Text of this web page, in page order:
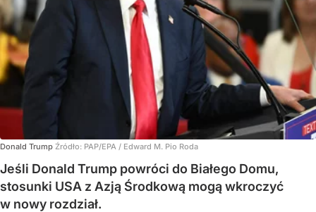
Donald Trump Źródło: PAP/EPA / Edward M. Pio Roda
Jeśli Donald Trump powróci do Białego Domu,
stosunki USA z Azją Środkową mogą wkroczyć
w nowy rozdział.